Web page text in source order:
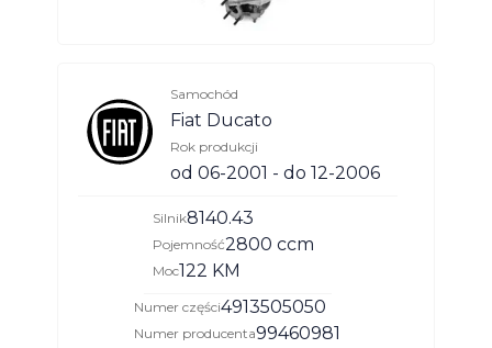
Samochód
Fiat Ducato
Rok produkcji
od 06-2001 - do 12-2006
Silnik8140.43
Pojemność2800 ccm
Moc122 KM
Numer części4913505050
Numer producenta99460981